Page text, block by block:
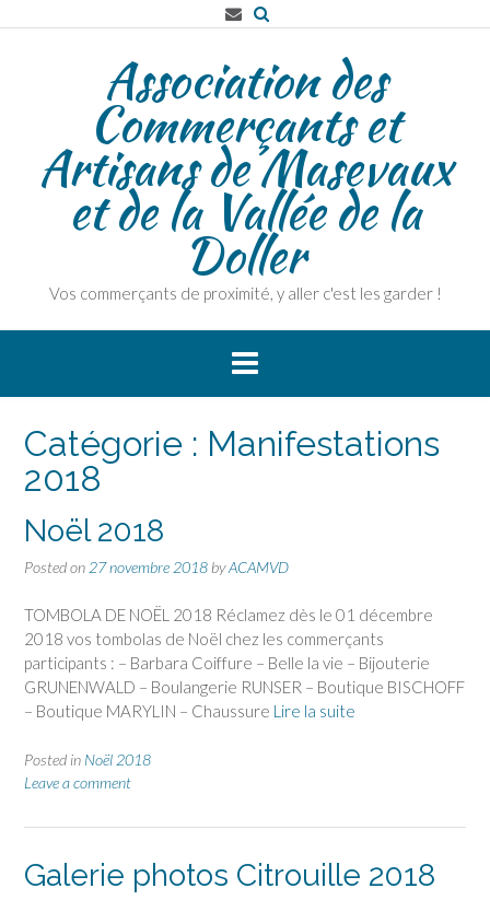
to
Association des
Commerçants et
Artisans de Masevaux
et de la Vallée de la
Doller
Vos commerçants de proximité, y aller c'est les garder !
Catégorie : Manifestations
2018
Noël 2018
Posted on 27 novembre 2018 byACAMVD
TOMBOLA DE NOËL 2018 Réclamez dès le 01 décembre
2018 vos tombolas de Noël chez les commerçants
participants : – Barbara Coiffure – Belle la vie – Bijouterie
GRUNENWALD – Boulangerie RUNSER – Boutique BISCHOFF
– Boutique MARYLIN – Chaussure Lire la suite
Posted in Noël 2018
Leave a comment
Galerie photos Citrouille 2018